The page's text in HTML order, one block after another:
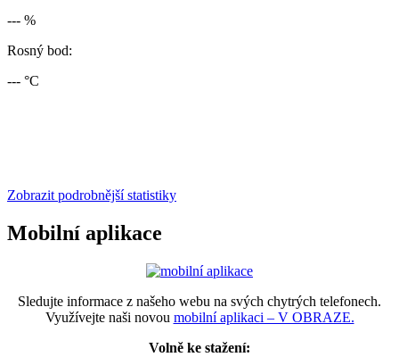
--- %
Rosný bod:
--- °C
Zobrazit podrobnější statistiky
Mobilní aplikace
Sledujte informace z našeho webu na svých chytrých telefonech.
Využívejte naši novou mobilní aplikaci – V OBRAZE.
Volně ke stažení: